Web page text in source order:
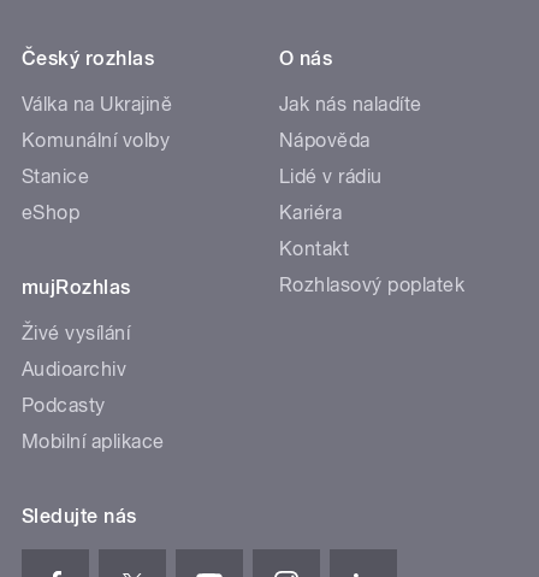
Český rozhlas
Válka na Ukrajině
Komunální volby
Stanice
eShop
mujRozhlas
Živé vysílání
Audioarchiv
Podcasty
Mobilní aplikace
O nás
Jak nás naladíte
Nápověda
Lidé v rádiu
Kariéra
Kontakt
Rozhlasový poplatek
Sledujte nás